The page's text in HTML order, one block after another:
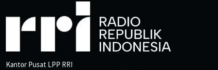
Kantor Pusat LPP RRI